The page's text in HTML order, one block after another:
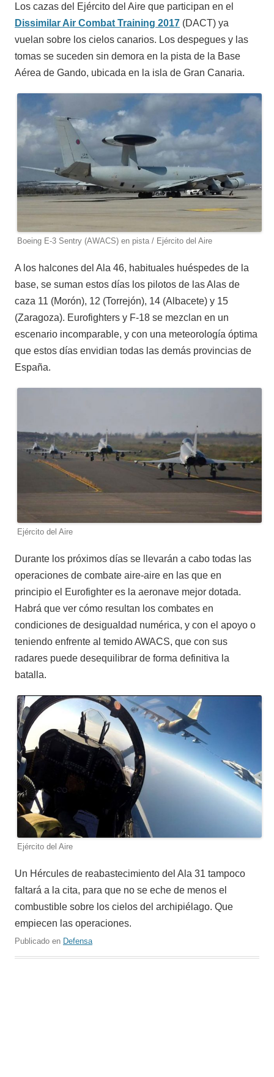
Los cazas del Ejército del Aire que participan en el
Dissimilar Air Combat Training 2017 (DACT) ya
vuelan sobre los cielos canarios. Los despegues y las
tomas se suceden sin demora en la pista de la Base
Aérea de Gando, ubicada en la isla de Gran Canaria.
Boeing E-3 Sentry (AWACS) en pista / Ejército del Aire
A los halcones del Ala 46, habituales huéspedes de la
base, se suman estos días los pilotos de las Alas de
caza 11 (Morón), 12 (Torrejón), 14 (Albacete) y 15
(Zaragoza). Eurofighters y F-18 se mezclan en un
escenario incomparable, y con una meteorología óptima
que estos días envidian todas las demás provincias de
España.
Ejército del Aire
Durante los próximos días se llevarán a cabo todas las
operaciones de combate aire-aire en las que en
principio el Eurofighter es la aeronave mejor dotada.
Habrá que ver cómo resultan los combates en
condiciones de desigualdad numérica, y con el apoyo o
teniendo enfrente al temido AWACS, que con sus
radares puede desequilibrar de forma definitiva la
batalla.
Ejército del Aire
Un Hércules de reabastecimiento del Ala 31 tampoco
faltará a la cita, para que no se eche de menos el
combustible sobre los cielos del archipiélago. Que
empiecen las operaciones.
Publicado en Defensa